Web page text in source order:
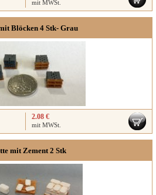
mit MWSt.
Blöcken 4 Stk- Grau
2.08 €
mit MWSt.
mit Zement 2 Stk